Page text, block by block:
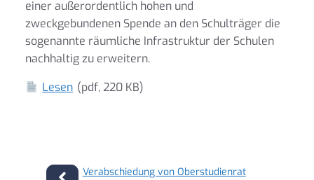
einer außerordentlich hohen und
zweckgebundenen Spende an den Schulträger die
sogenannte räumliche Infrastruktur der Schulen
nachhaltig zu erweitern.
Lesen (pdf, 220 KB)
Verabschiedung von Oberstudienrat